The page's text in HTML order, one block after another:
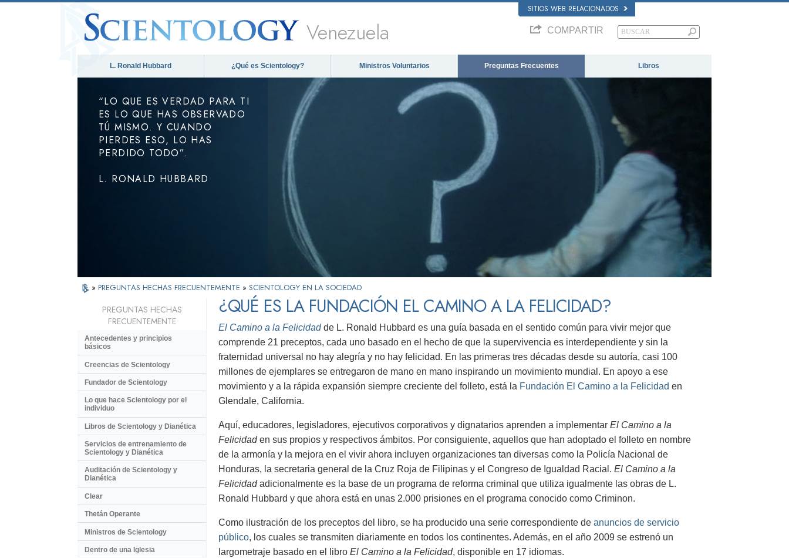
SITIOS WEB RELACIONADOS
Venezuela COMPARTIR
L. Ronald Hubbard ¿Qué es Scientology? Ministros Voluntarios Preguntas Frecuentes Libros
“LO QUE ES VERDAD PARA TI
ES LO QUE HAS OBSERVADO
TÚ MISMO. Y CUANDO
PIERDES ESO, LO HAS
PERDIDO TODO”.
L. RONALD HUBBARD
» PREGUNTAS HECHAS FRECUENTEMENTE » SCIENTOLOGY EN LA SOCIEDAD
¿QUÉ ES LA FUNDACIÓN EL CAMINO A LA FELICIDAD?
El Camino a la Felicidadde L. Ronald Hubbard es una guía basada en el sentido común para vivir mejor que
comprende 21 preceptos, cada uno basado en el hecho de que la supervivencia es interdependiente y sin la
fraternidad universal no hay alegría y no hay felicidad. En las primeras tres décadas desde su autoría, casi 100
millones de ejemplares se entregaron de mano en mano inspirando un movimiento mundial. En apoyo a ese
movimiento y a la rápida expansión siempre creciente del folleto, está la Fundación El Camino a la Felicidad en
Glendale, California.
Aquí, educadores, legisladores, ejecutivos corporativos y dignatarios aprenden a implementar El Camino a la
Felicidaden sus propios y respectivos ámbitos. Por consiguiente, aquellos que han adoptado el folleto en nombre
de la armonía y la mejora en el vivir ahora incluyen organizaciones tan diversas como la Policía Nacional de
Honduras, la secretaria general de la Cruz Roja de Filipinas y el Congreso de Igualdad Racial. El Camino a la
Felicidadadicionalmente es la base de un programa de reforma criminal que utiliza igualmente las obras de L.
Ronald Hubbard y que ahora está en unas 2.000 prisiones en el programa conocido como Criminon.
Como ilustración de los preceptos del libro, se ha producido una serie correspondiente de anuncios de servicio
público, los cuales se transmiten diariamente en todos los continentes. Además, en el año 2009 se estrenó un
largometraje basado en el libro El Camino a la Felicidad, disponible en 17 idiomas.
PREGUNTAS HECHAS
FRECUENTEMENTE
Antecedentes y principios
básicos
Creencias de Scientology
Fundador de Scientology
Lo que hace Scientology por el
individuo
Libros de Scientology y Dianética
Servicios de entrenamiento de
Scientology y Dianética
Auditación de Scientology y
Dianética
Clear
Thetán Operante
Ministros de Scientology
Dentro de una Iglesia